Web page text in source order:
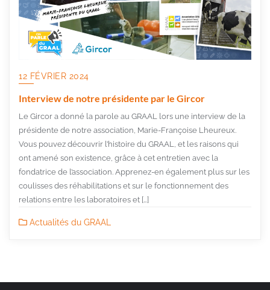
12 FÉVRIER 2024
Interview de notre présidente par le Gircor
Le Gircor a donné la parole au GRAAL lors une interview de la
présidente de notre association, Marie-Françoise Lheureux.
Vous pouvez découvrir l’histoire du GRAAL, et les raisons qui
ont amené son existence, grâce à cet entretien avec la
fondatrice de l’association. Apprenez-en également plus sur les
coulisses des réhabilitations et sur le fonctionnement des
relations entre les laboratoires et […]
Actualités du GRAAL